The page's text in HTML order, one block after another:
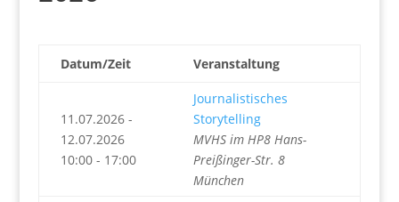
Datum/Zeit Veranstaltung
11.07.2026 -
12.07.2026
10:00 - 17:00
Journalistisches
Storytelling
MVHS im HP8 Hans-
Preißinger-Str. 8
München